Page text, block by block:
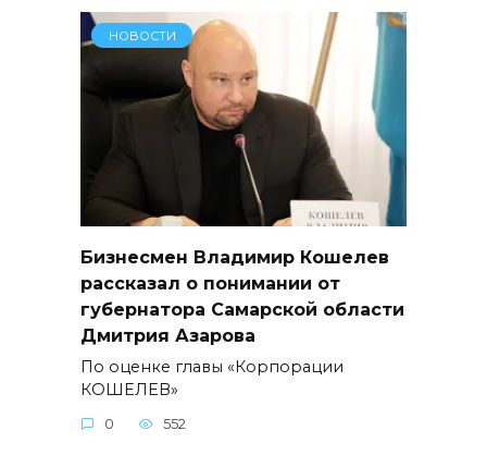
НОВОСТИ
Бизнесмен Владимир Кошелев
рассказал о понимании от
губернатора Самарской области
Дмитрия Азарова
По оценке главы «Корпорации
КОШЕЛЕВ»
0 552